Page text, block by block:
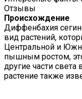
Отзывы
Происхождение
Диффенбахия
вид растений,
Центральной и
пышным ростом,
другие части
растение также